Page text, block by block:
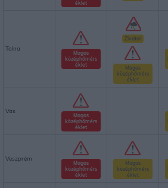
éklet
Tolna
Magas
középhőmérs
éklet
Zivatar
Magas
középhőmérs
éklet
Vas
Magas
középhőmérs
éklet
Veszprém
Magas
középhőmérs
éklet
Magas
középhőmérs
éklet